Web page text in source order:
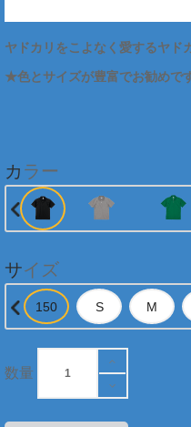
ヤドカリをこよなく愛するヤド
★色とサイズが豊富でお勧めで
カラー
サイズ
数量